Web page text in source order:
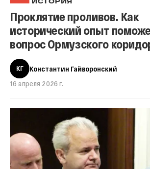
ИСТОРИЯ
Проклятие проливов. Как
исторический опыт
вопрос Ормузского
КГ
Константин Гайворонский
16 апреля 2026 г.